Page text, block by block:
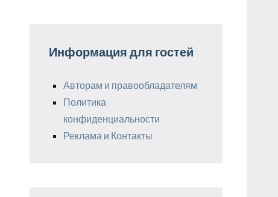
Информация для гостей
Авторам и правообладателям
Политика
конфиденциальности
Реклама и Контакты